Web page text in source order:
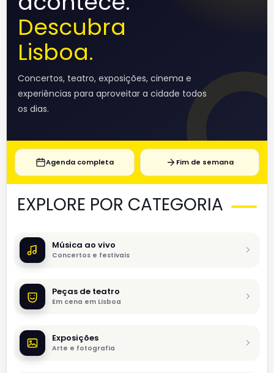
Descubra
Lisboa.
Concertos, teatro, exposições, cinema e
experiências para aproveitar a cidade todos
os dias.
Agenda completa Fim de semana
EXPLORE POR CATEGORIA
Música ao vivo
Concertos e festivais
Peças de teatro
Em cena em Lisboa
Exposições
Arte e fotografia